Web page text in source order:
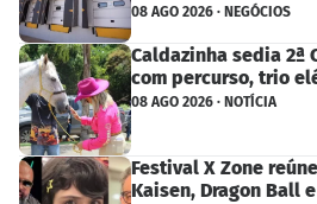
08 AGO 2026 · NEGÓCIOS
Caldazinha sedia 2ª
com percurso, trio
08 AGO 2026 · NOTÍCIA
Festival X Zone
Kaisen, Dragon Ball